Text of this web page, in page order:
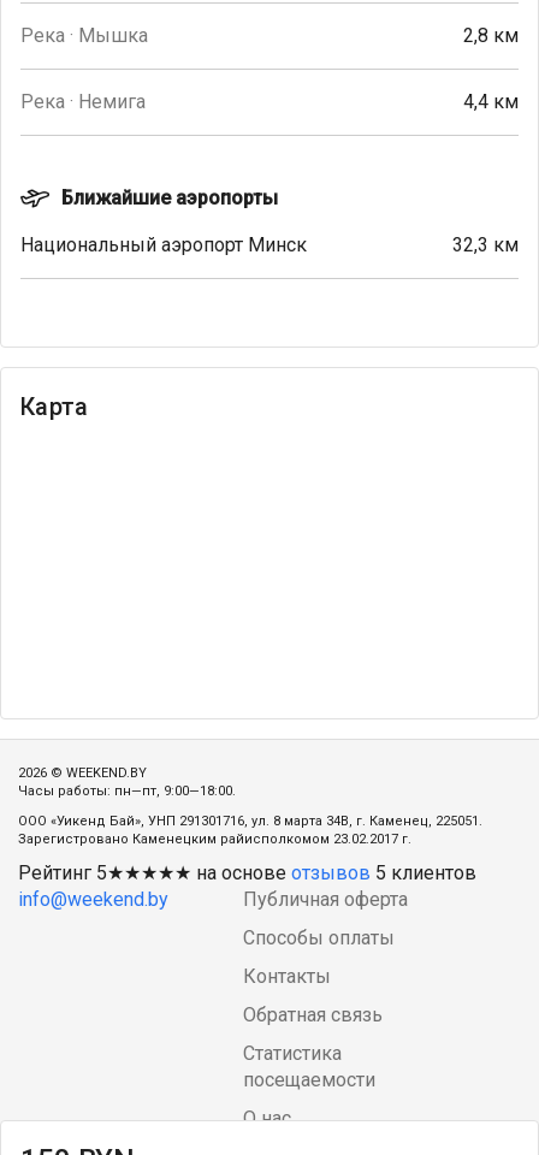
Река · Мышка 2,8 км
Река · Немига 4,4 км
Ближайшие аэропорты
Национальный аэропорт Минск 32,3 км
Карта
2026 © WEEKEND.BY
Часы работы: пн—пт, 9:00—18:00.
ООО «Уикенд Бай», УНП 291301716, ул. 8 марта 34В, г. Каменец, 225051.
Зарегистровано Каменецким райисполкомом 23.02.2017 г.
Рейтинг 5★★★★★ на основе отзывов 5 клиентов
info@weekend.by
Публичная оферта
Способы оплаты
Контакты
Обратная связь
Статистика
посещаемости
О нас